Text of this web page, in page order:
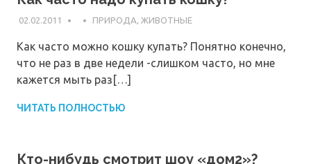
02.02.2011 ПРИРОДА, ЖИВОТНЫЕ
Как часто можно кошку купать? Понятно конечно,
что не раз в две недели -слишком часто, но мне
кажется мыть раз[…]
ЧИТАТЬ ПОЛНОСТЬЮ
Кто-нибудь смотрит шоу «дом2»?